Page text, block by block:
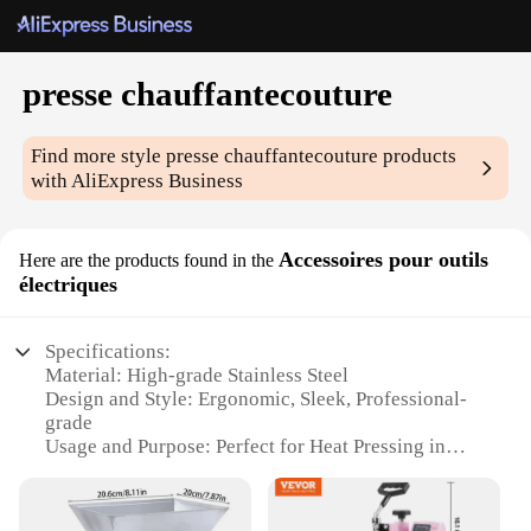
presse chauffantecouture
Find more stylepresse chauffantecouture products
with AliExpress Business
Here are the products found in the Accessoires pour outils
électriques
Specifications:
Material: High-grade Stainless Steel
Design and Style: Ergonomic, Sleek, Professional-
grade
Usage and Purpose: Perfect for Heat Pressing in
Typical Adaptive Scenario: Ideal for Use in
Workshops, Studios, and Ateliers